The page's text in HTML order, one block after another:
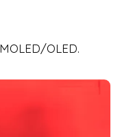
OLED.